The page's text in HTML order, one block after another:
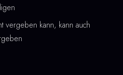
vergeben kann, kann auch